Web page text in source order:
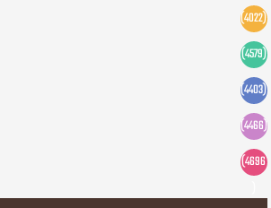
(4022)
(4579)
(4403)
(4466)
(4696